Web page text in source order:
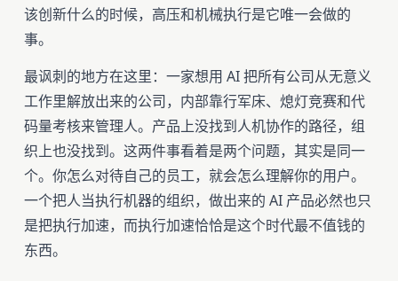
该创新什么的时候，高压和机械执行是它唯一会做的
事。
最讽刺的地方在这里：一家想用 AI 把所有公司从无意义
工作里解放出来的公司，内部靠行军床、熄灯竞赛和代
码量考核来管理人。产品上没找到人机协作的路径，组
织上也没找到。这两件事看着是两个问题，其实是同一
个。你怎么对待自己的员工，就会怎么理解你的用户。
一个把人当执行机器的组织，做出来的 AI 产品必然也只
是把执行加速，而执行加速恰恰是这个时代最不值钱的
东西。